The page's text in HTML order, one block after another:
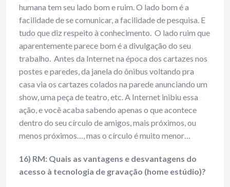
humana tem seu lado bom e ruim. O lado bom é a
facilidade de se comunicar, a facilidade de pesquisa. E
tudo que diz respeito à conhecimento. O lado ruim que
aparentemente parece bom é a divulgação do seu
trabalho. Antes da Internet na época dos cartazes nos
postes e paredes, da janela do ônibus voltando pra
casa via os cartazes colados na parede anunciando um
show, uma peça de teatro, etc. A Internet inibiu essa
ação, e você acaba sabendo apenas o que acontece
dentro do seu círculo de amigos, mais próximos, ou
menos próximos…, mas o círculo é muito menor…
16) RM: Quais as vantagens e desvantagens do
acesso à tecnologia de gravação (home estúdio)?